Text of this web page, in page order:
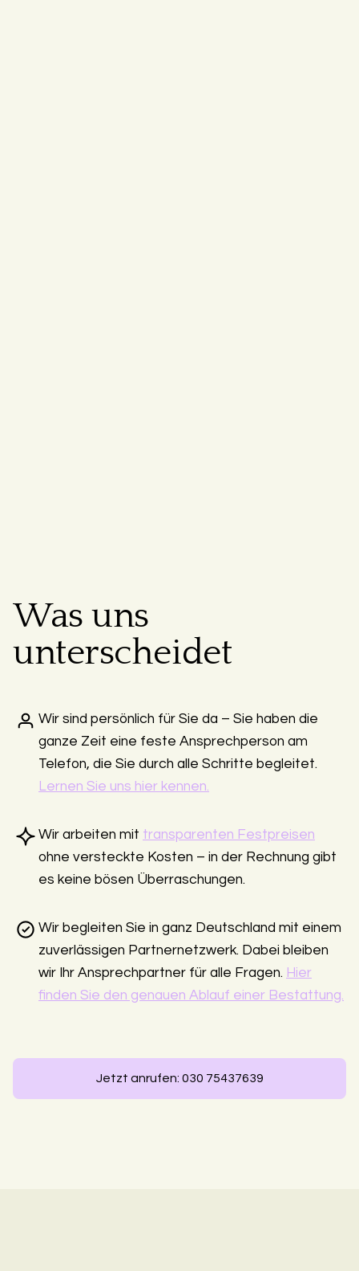
Was uns
unterscheidet
Wir sind persönlich für Sie da – Sie haben die
ganze Zeit eine feste Ansprechperson am
Telefon, die Sie durch alle Schritte begleitet.
Lernen Sie uns hier kennen.
Wir arbeiten mit transparenten Festpreisen
ohne versteckte Kosten – in der Rechnung gibt
es keine bösen Überraschungen.
Wir begleiten Sie in ganz Deutschland mit einem
zuverlässigen Partnernetzwerk. Dabei bleiben
wir Ihr Ansprechpartner für alle Fragen. Hier
finden Sie den genauen Ablauf einer Bestattung.
Jetzt anrufen: 030 75437639